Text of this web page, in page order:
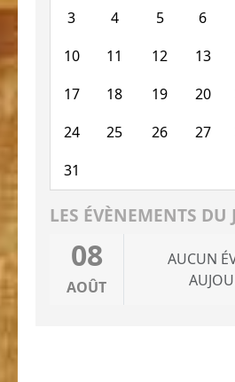
3
4 5 6
10
11 12 13
17
18 19 20
24
25 26 27
31
LES ÉVÈNEMENTS DU
08
AOÛT
AUCUN